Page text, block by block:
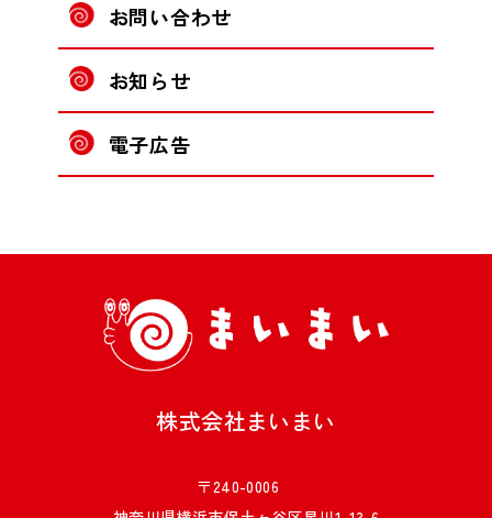
お問い合わせ
お知らせ
電子広告
株式会社まいまい
〒240-0006